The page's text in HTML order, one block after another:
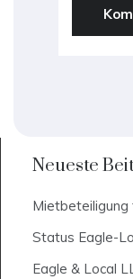
Neueste
Mietbeteiligung
Status Eagle-
Eagle & Local